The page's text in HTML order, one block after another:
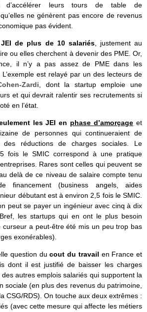
d’accélérer leurs tours de table de
ne génèrent pas encore de revenus
pas évident.
JEI de plus de 10 salariés, justement au
ou elles cherchent à devenir des PME. Or,
il n’y a pas assez de PME dans les
est relayé par un des lecteurs de
Zardi , dont la startup emploie une
et qui devrait ralentir ses recrutements si
en l’état.
les JEI en phase d’amorçage et
de personnes qui continueraient de
des réductions de charges sociales. Le
fois le SMIC correspond à une pratique
Rares sont celles qui peuvent se
delà de ce niveau de salaire compte tenu
financement (business angels, aides
débutant est à environ 2,5 fois le SMIC.
peut se payer un ingénieur avec cinq à dix
les startups qui en ont le plus besoin
curseur a peut-être été mis un peu trop bas
exonérables).
question ducout du travail en France et
dont il est justifié de baisser les charges
autres emplois salariés qui supportent la
sociale (en plus des revenus du patrimoine,
CSG/RDS). On touche aux deux extrêmes :
(avec cette mesure qui affecte les métiers